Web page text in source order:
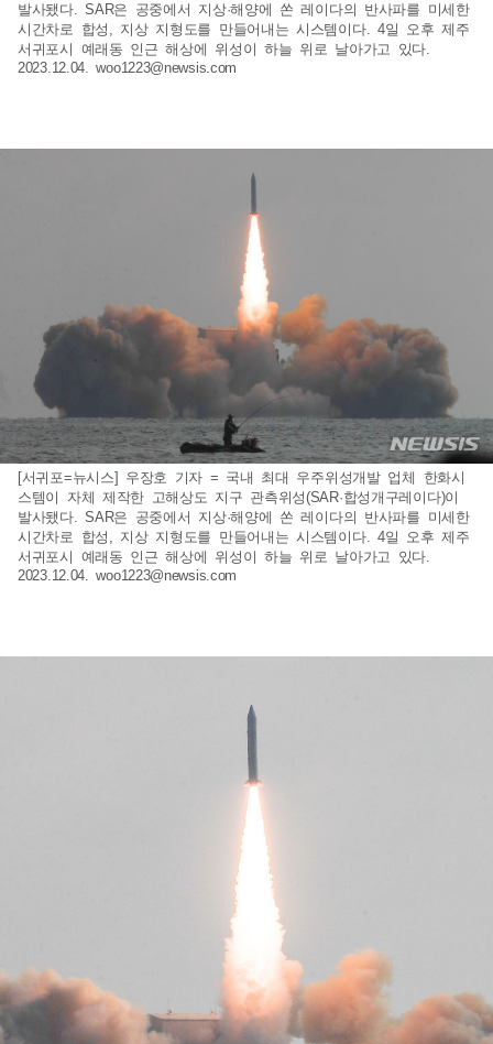
발사됐다. SAR은 공중에서 지상·해양에 쏜 레이다의 반사파를 미세한
시간차로 합성, 지상 지형도를 만들어내는 시스템이다. 4일 오후 제주
서귀포시 예래동 인근 해상에 위성이 하늘 위로 날아가고 있다.
2023.12.04.woo1223@newsis.com
[서귀포=뉴시스] 우장호 기자 = 국내 최대 우주위성개발 업체 한화시
스템이 자체 제작한 고해상도 지구 관측위성(SAR·합성개구레이다)이
발사됐다. SAR은 공중에서 지상·해양에 쏜 레이다의 반사파를 미세한
시간차로 합성, 지상 지형도를 만들어내는 시스템이다. 4일 오후 제주
서귀포시 예래동 인근 해상에 위성이 하늘 위로 날아가고 있다.
2023.12.04.woo1223@newsis.com